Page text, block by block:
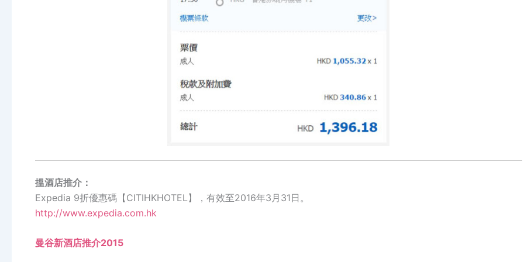
搵酒店推介：
Expedia 9折優惠碼【CITIHKHOTEL】，有效至2016年3月31日。
http://www.expedia.com.hk
曼谷新酒店推介2015